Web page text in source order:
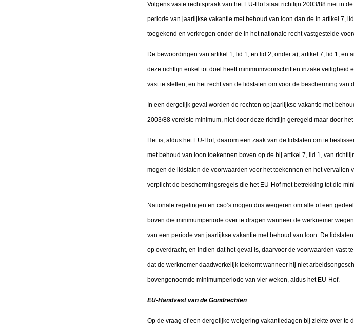
Volgens vaste rechtspraak van het EU-Hof staat richtlijn 2003/88 niet in
periode van jaarlijkse vakantie met behoud van loon dan de in artikel 7,
toegekend en verkregen onder de in het nationale recht vastgestelde
De bewoordingen van artikel 1, lid 1, en lid 2, onder a), artikel 7, lid 1,
deze richtlijn enkel tot doel heeft minimumvoorschriften inzake
vast te stellen, en het recht van de lidstaten om voor de bescherming
In een dergelijk geval worden de rechten op jaarlijkse vakantie met
2003/88 vereiste minimum, niet door deze richtlijn geregeld maar door
Het is, aldus het EU-Hof, daarom een zaak van de lidstaten om te
met behoud van loon toekennen boven op de bij artikel 7, lid 1, van
mogen de lidstaten de voorwaarden voor het toekennen en het
verplicht de beschermingsregels die het EU-Hof met betrekking tot die
Nationale regelingen en cao’s mogen dus weigeren om alle of een
boven die minimumperiode over te dragen wanneer de werknemer
van een periode van jaarlijkse vakantie met behoud van loon. De
op overdracht, en indien dat het geval is, daarvoor de voorwaarden vast
dat de werknemer daadwerkelijk toekomt wanneer hij niet
bovengenoemde minimumperiode van vier weken, aldus het EU-Hof.
EU-Handvest van de Gondrechten
Op de vraag of een dergelijke weigering vakantiedagen bij ziekte over te